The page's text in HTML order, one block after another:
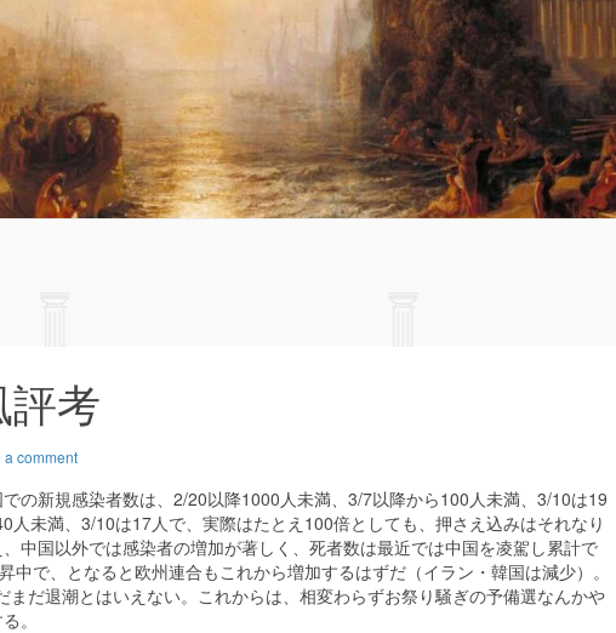
考
a comment
の新規感染者数は、2/20以降1000人未満、3/7以降から100人未満、3/10は19
人未満、3/10は17人で、実際はたとえ100倍としても、押さえ込みはそれなり
中国以外では感染者の増加が著しく、死者数は最近では中国を凌駕し累計で
で、となると欧州連合もこれから増加するはずだ（イラン・韓国は減少）。
だ退潮とはいえない。これからは、相変わらずお祭り騒ぎの予備選なんかや
。